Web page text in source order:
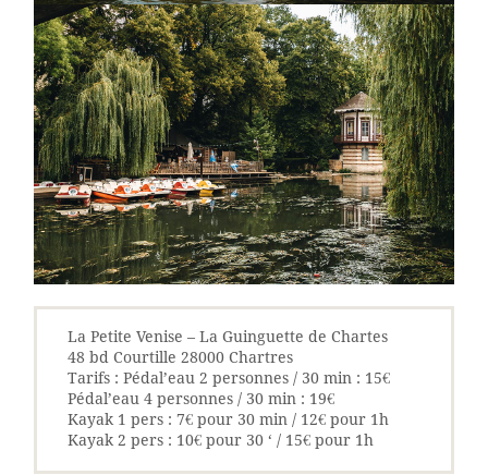
La Petite Venise – La Guinguette de Chartes
48 bd Courtille 28000 Chartres
Tarifs : Pédal’eau 2 personnes / 30 min : 15€
Pédal’eau 4 personnes / 30 min : 19€
Kayak 1 pers : 7€ pour 30 min / 12€ pour 1h
Kayak 2 pers : 10€ pour 30 ‘ / 15€ pour 1h